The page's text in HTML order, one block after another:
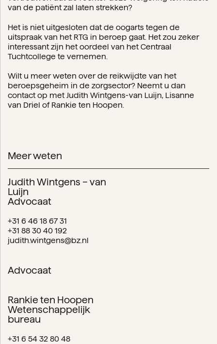
van de patiënt zal laten strekken?
Het is niet uitgesloten dat de oogarts tegen de
uitspraak van het RTG in beroep gaat. Het zou zeker
interessant zijn het oordeel van het Centraal
Tuchtcollege te vernemen.
Wilt u meer weten over de reikwijdte van het
beroepsgeheim in de zorgsector? Neemt u dan
contact op met Judith Wintgens-van Luijn, Lisanne
van Driel of Rankie ten Hoopen.
Meer weten
Judith Wintgens – van
Luijn
Advocaat
+31 6 46 18 67 31
+31 88 30 40 192
judith.wintgens@bz.nl
Advocaat
Rankie ten Hoopen
Wetenschappelijk
bureau
+31 6 54 32 80 48